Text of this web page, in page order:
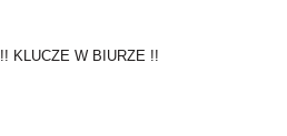
KLUCZE W BIURZE !!